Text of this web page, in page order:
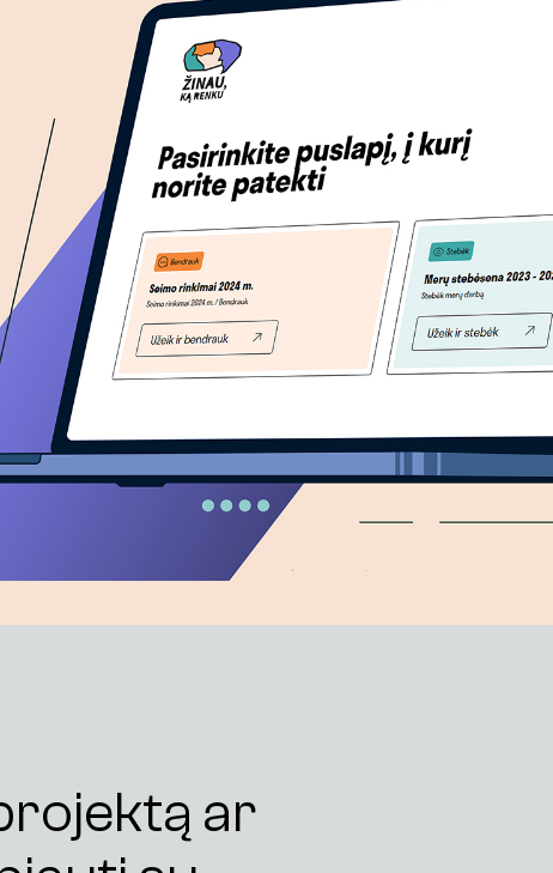
Pasla
Darbai
Apiemus
Įžvalgos
Kontaktai
ar